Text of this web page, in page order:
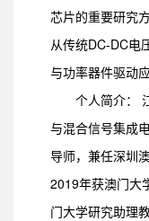
芯片的重要研究
从传统DC-DC电
与功率器件驱动应
个人简介：
与混合信号集成
导师，兼任深圳
2019年获澳门大
门大学研究助理